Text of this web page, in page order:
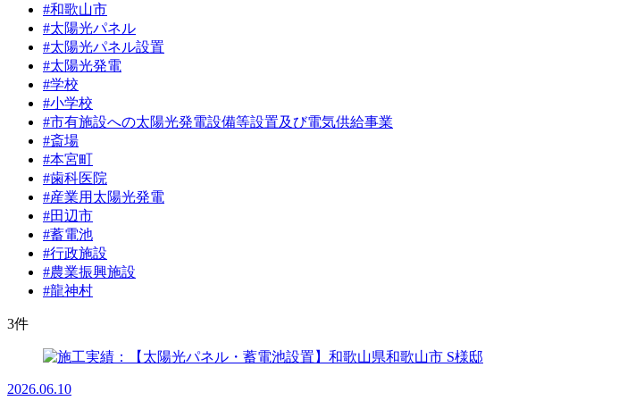
#和歌山市
#太陽光パネル
#太陽光パネル設置
#太陽光発電
#学校
#小学校
#市有施設への太陽光発電設備等設置及び電気供給事業
#斎場
#本宮町
#歯科医院
#産業用太陽光発電
#田辺市
#蓄電池
#行政施設
#農業振興施設
#龍神村
3件
2026.06.10